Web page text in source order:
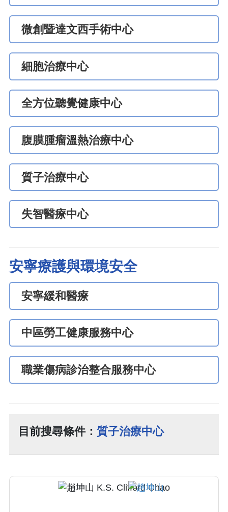
微創暨達文西手術中心
細胞治療中心
全方位聽覺健康中心
腹膜腫瘤溫熱治療中心
質子治療中心
失智醫療中心
安寧療護與環境安全
安寧緩和醫療
中區勞工健康服務中心
職業傷病診治整合服務中心
目前搜尋條件： 質子治療中心